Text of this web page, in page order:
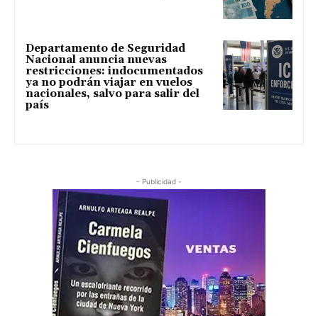
Departamento de Seguridad
Nacional anuncia nuevas
restricciones: indocumentados
ya no podrán viajar en vuelos
nacionales, salvo para salir del
país
- Publicidad -